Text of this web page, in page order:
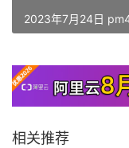
2023年7月24日
相关推荐